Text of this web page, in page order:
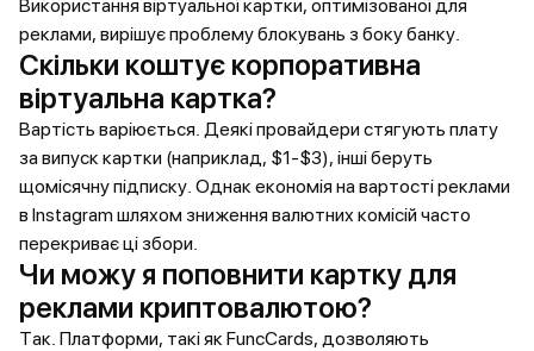
Використання віртуальної картки, оптимізованої для
реклами, вирішує проблему блокувань з боку банку.
Скільки коштує корпоративна
віртуальна картка?
Вартість варіюється. Деякі провайдери стягують плату
за випуск картки (наприклад, $1-$3), інші беруть
щомісячну підписку. Однак економія на вартості реклами
в Instagram шляхом зниження валютних комісій часто
перекриває ці збори.
Чи можу я поповнити картку для
реклами криптовалютою?
Так. Платформи, такі як FuncCards, дозволяють